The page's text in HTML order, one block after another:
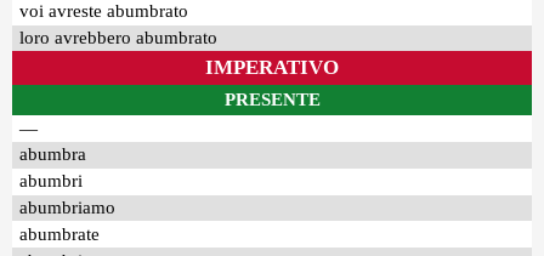
voi avreste abumbrato
loro avrebbero abumbrato
IMPERATIVO
PRESENTE
—
abumbra
abumbri
abumbriamo
abumbrate